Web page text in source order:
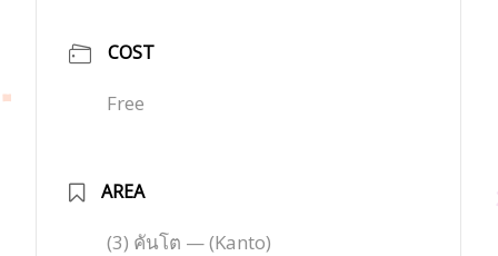
COST
Free
AREA
(3) คันโต — (Kanto)